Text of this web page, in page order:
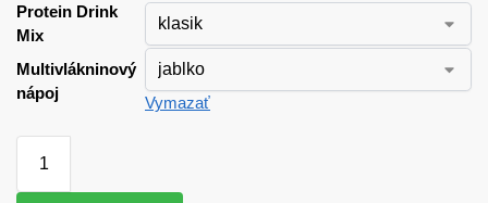
Protein Drink
Mix
Multivlákninový
nápoj
Vymazať